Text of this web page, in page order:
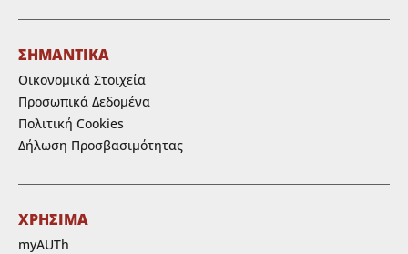
ΣΗΜΑΝΤΙΚΑ
Οικονομικά Στοιχεία
Προσωπικά Δεδομένα
Πολιτική Cookies
Δήλωση Προσβασιμότητας
ΧΡΗΣΙΜΑ
myAUTh